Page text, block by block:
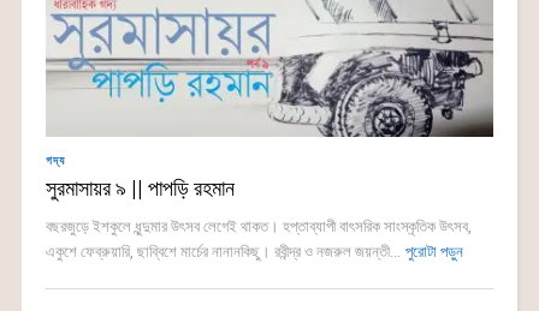
গদ্য
সুরমাসায়র ৯ || পাপড়ি রহমান
বছরজুড়ে ইশকুলে ধুন্দুমার উৎসব লেগেই থাকত। হপ্তাব্যাপী বাৎসরিক সাংস্কৃতিক উৎসব,
একুশে ফেব্রুয়ারি, ছাব্বিশে মার্চের নানানকিছু। রবীন্দ্র ও নজরুল জয়ন্তী... পুরোটা পড়ুন